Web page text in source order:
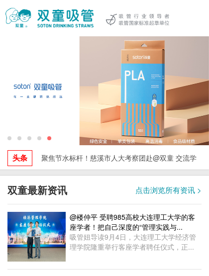
头条 聚焦节水标杆！慈溪市人大考察团赴@双童 交流学
习，探索水资源循环利用与绿色发展实践！
双童最新资讯 点击浏览所有资讯 >
@楼仲平 受聘985高校大连理工大学的客
座学者！把自己深度的“管理实践与...
吸管妞导读9月4日，大连理工大学经济管
理学院隆重举行客座学者聘任仪式，正...